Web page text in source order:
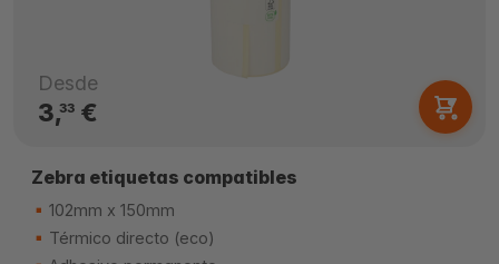
Desde
3,33€
Zebra etiquetas compatibles
102mm x 150mm
Térmico directo (eco)